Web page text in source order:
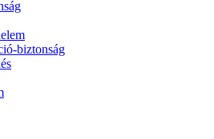
biztonság